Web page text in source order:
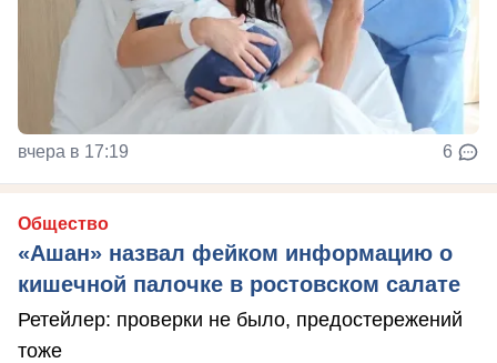
вчера в 17:19 6
Общество
«Ашан» назвал фейком информацию о
кишечной палочке в ростовском салате
Ретейлер: проверки не было, предостережений
тоже